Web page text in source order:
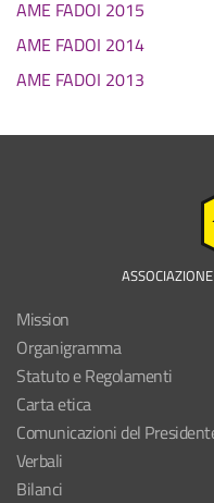
AME FADOI 2015
AME FADOI 2014
AME FADOI 2013
Mission
Organigramma
Statuto e Regolamenti
Carta etica
Comunicazioni del
Verbali
Bilanci